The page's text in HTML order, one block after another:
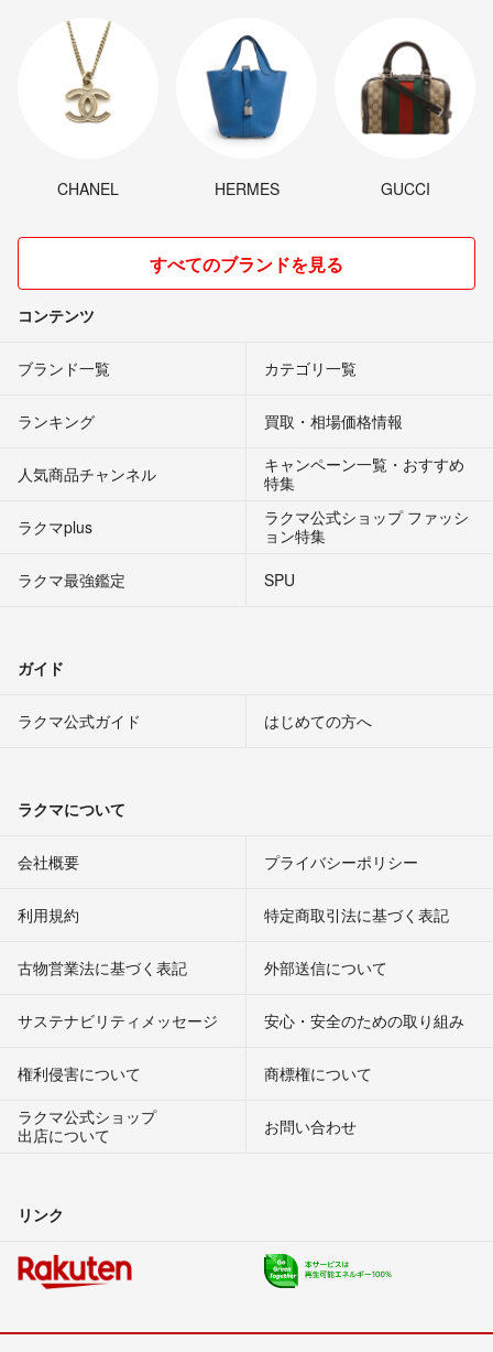
CHANEL HERMES GUCCI
すべてのブランドを見る
コンテンツ
ブランド一覧 カテゴリ一覧
ランキング 買取・相場価格情報
人気商品チャンネル
キャンペーン一覧・おすすめ
特集
ラクマplus
ラクマ公式ショップ ファッシ
ョン特集
ラクマ最強鑑定
SPU
ガイド
ラクマ公式ガイド はじめての方へ
ラクマについて
会社概要 プライバシーポリシー
利用規約 特定商取引法に基づく表記
古物営業法に基づく表記 外部送信について
サステナビリティメッセージ 安心・安全のための取り組み
権利侵害について
商標権について
ラクマ公式ショップ
出店について
お問い合わせ
リンク